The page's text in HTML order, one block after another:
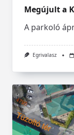
Megújult a
A parkoló
Egrivalasz